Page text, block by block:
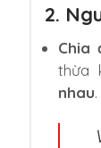
2.
Chia
thừa
nhau.